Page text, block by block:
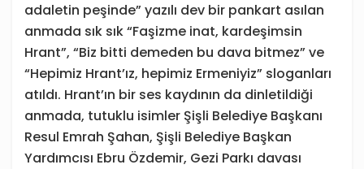
adaletin peşinde” yazılı dev bir pankart asılan
anmada sık sık “Faşizme inat, kardeşimsin
Hrant”, “Biz bitti demeden bu dava bitmez” ve
“Hepimiz Hrant’ız, hepimiz Ermeniyiz” sloganları
atıldı. Hrant’ın bir ses kaydının da dinletildiği
anmada, tutuklu isimler Şişli Belediye Başkanı
Resul Emrah Şahan, Şişli Belediye Başkan
Yardımcısı Ebru Özdemir, Gezi Parkı davası